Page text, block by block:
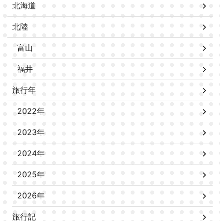
北海道
北陸
富山
福井
旅行年
2022年
2023年
2024年
2025年
2026年
旅行記